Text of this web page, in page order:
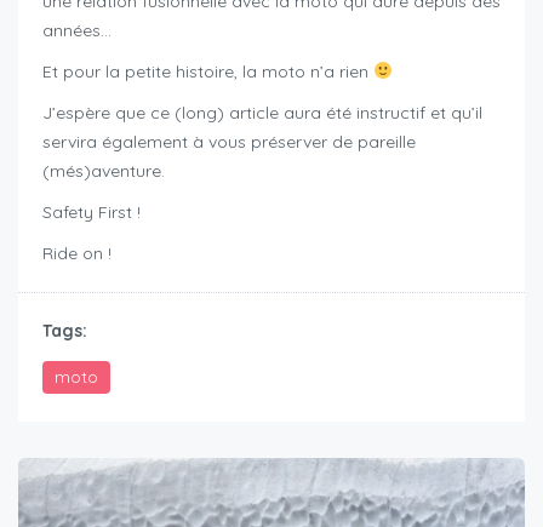
années…
Et pour la petite histoire, la moto n’a rien
J’espère que ce (long) article aura été instructif et qu’il
servira également à vous préserver de pareille
(més)aventure.
Safety First !
Ride on !
Tags:
moto